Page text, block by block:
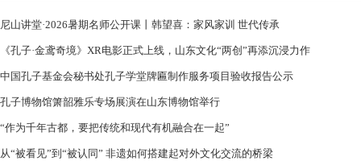
尼山讲堂·2026暑期名师公开课丨韩望喜：家风家训 世代传承
《孔子·金鸢奇境》XR电影正式上线，山东文化“两创”再添沉浸力作
中国孔子基金会秘书处孔子学堂牌匾制作服务项目验收报告公示
孔子博物馆箫韶雅乐专场展演在山东博物馆举行
“作为千年古都，要把传统和现代有机融合在一起”
从“被看见”到“被认同” 非遗如何搭建起对外文化交流的桥梁